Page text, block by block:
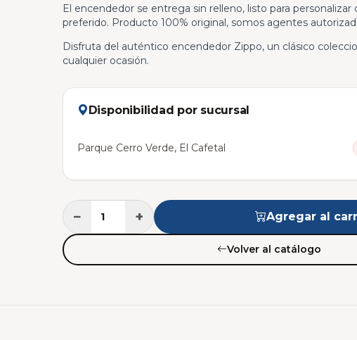
El encendedor se entrega sin relleno, listo para
preferido. Producto 100% original, somos agentes
Disfruta del auténtico encendedor Zippo, un clásico
cualquier ocasión.
Disponibilidad por sucursal
Parque Cerro Verde, El Cafetal
− + Agregar al
Volver al catálogo